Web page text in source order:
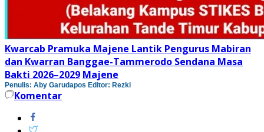
Kwarcab Pramuka Majene Lantik Pengurus Mabiran
dan Kwarran Banggae-Tammerodo Sendana Masa
Bakti 2026–2029 Majene
Penulis: Aby Garudapos Editor: Rezki
Komentar